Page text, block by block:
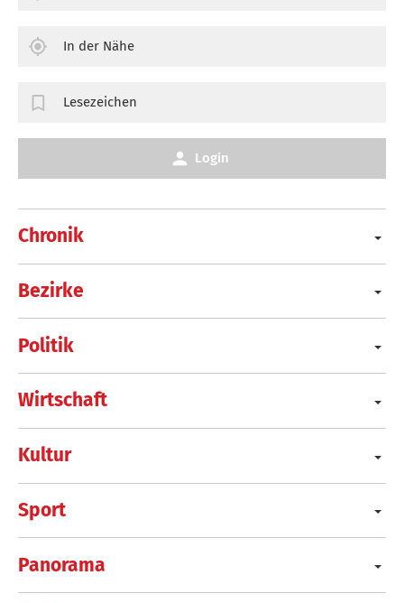
Chronik
Bezirke
Politik
Wirtschaft
Kultur
Sport
Panorama
In der Nähe
Lesezeichen
Login